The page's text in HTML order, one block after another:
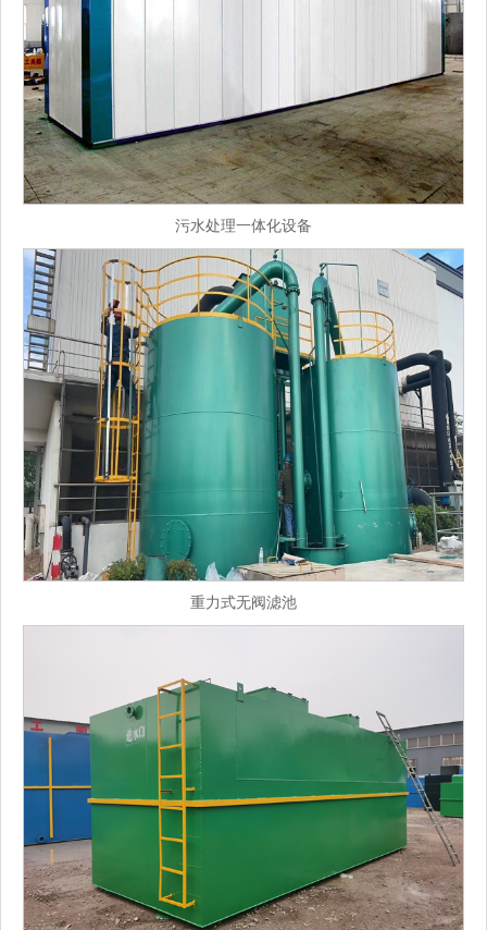
污水处理一体化设备
重力式无阀滤池